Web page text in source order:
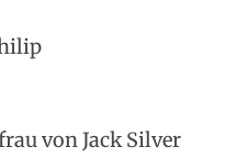
von Jack Silver